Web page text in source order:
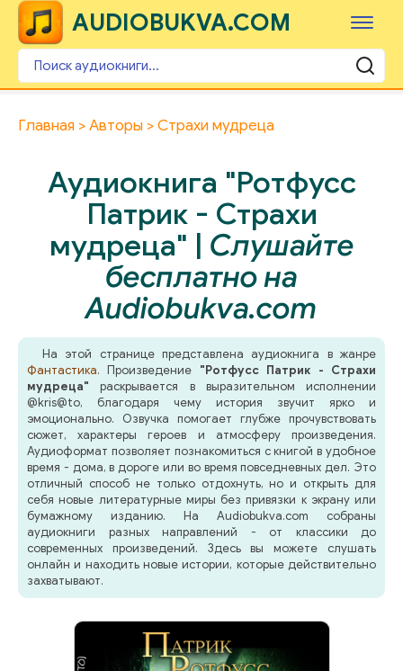
AUDIOBUKVA.COM
Главная Авторы Страхи мудреца
Аудиокнига "Ротфусс
Патрик - Страхи
мудреца" | Слушайте
бесплатно на
Audiobukva.com
На этой странице представлена аудиокнига в жанре
Фантастика. Произведение "Ротфусс Патрик - Страхи
мудреца" раскрывается в выразительном исполнении
@kris@to, благодаря чему история звучит ярко и
эмоционально. Озвучка помогает глубже прочувствовать
сюжет, характеры героев и атмосферу произведения.
Аудиоформат позволяет познакомиться с книгой в удобное
время - дома, в дороге или во время повседневных дел. Это
отличный способ не только отдохнуть, но и открыть для
себя новые литературные миры без привязки к экрану или
бумажному изданию. На Audiobukva.com собраны
аудиокниги разных направлений - от классики до
современных произведений. Здесь вы можете слушать
онлайн и находить новые истории, которые действительно
захватывают.